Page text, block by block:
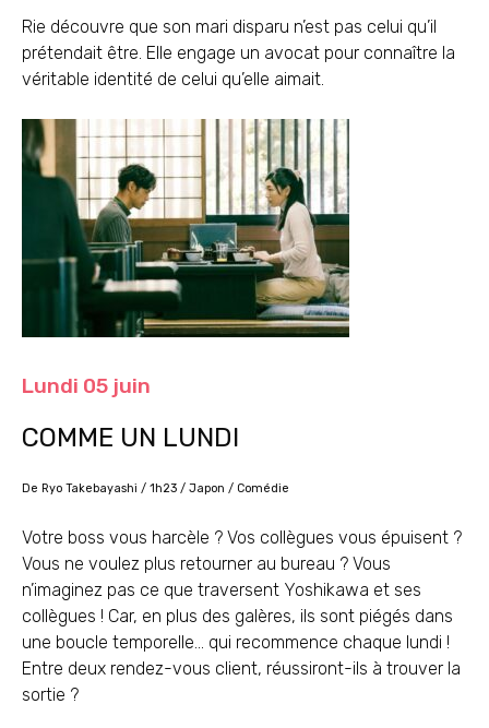
Rie découvre que son mari disparu n’est pas celui qu’il
prétendait être. Elle engage un avocat pour connaître la
véritable identité de celui qu’elle aimait.
Lundi 05 juin
COMME UN LUNDI
De Ryo Takebayashi / 1h23 / Japon / Comédie
Votre boss vous harcèle ? Vos collègues vous épuisent ?
Vous ne voulez plus retourner au bureau ? Vous
n’imaginez pas ce que traversent Yoshikawa et ses
collègues ! Car, en plus des galères, ils sont piégés dans
une boucle temporelle… qui recommence chaque lundi !
Entre deux rendez-vous client, réussiront-ils à trouver la
sortie ?